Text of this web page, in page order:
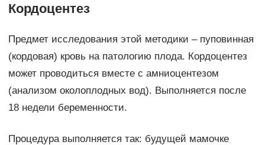
Кордоцентез
Предмет исследования этой методики – пуповинная
(кордовая) кровь на патологию плода. Кордоцентез
может проводиться вместе с амниоцентезом
(анализом околоплодных вод). Выполняется после
18 недели беременности.
Процедура выполняется так: будущей мамочке